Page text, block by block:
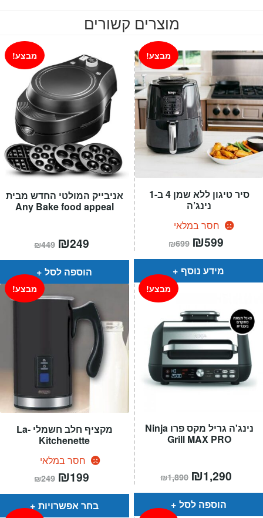
מוצרים קשורים
אניבייק המולטי החדש מבית
Any Bake food appeal
מבצע!
₪449 המחיר
המקורי
היה:
₪449.
₪249
הוא:
הוספה לסל
סיר טיגון ללא שמן 4 ב-1
נינג’ה
חסר במלאי
מבצע!
₪699 המחיר
המקורי
היה:
₪699.
₪599
הוא:
מידע נוסף
מקציף חלב חשמלי La-
Kitchenette
חסר במלאי
מבצע!
₪249 המחיר
המקורי
היה:
₪249.
₪199
הוא:
בחר אפשרויות
נינג'ה גריל מקס פרו Ninja
Grill MAX PRO
מבצע!
₪1,890 המחיר
המקורי
היה:
₪1,890.
₪1,290
הוא:
הוספה לסל